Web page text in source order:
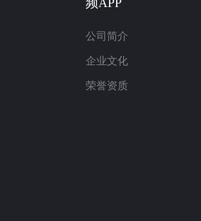
频APP
公司简介
企业文化
荣誉资质